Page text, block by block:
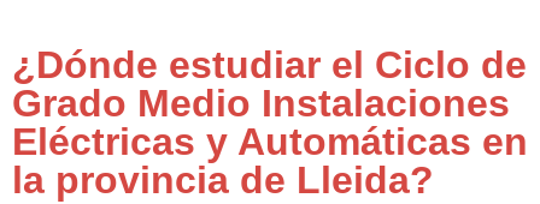
¿Dónde estudiar el Ciclo de
Grado Medio Instalaciones
Eléctricas y Automáticas en
la provincia de Lleida?